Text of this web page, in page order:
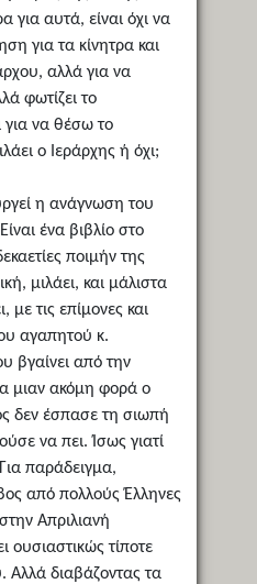
για αυτά, είναι όχι να
για τα κίνητρα και
αλλά για να
φωτίζει το
για να θέσω το
ο Ιεράρχης ή όχι;
η ανάγνωση του
ένα βιβλίο στο
ποιμήν της
μιλάει, και μάλιστα
με τις επίμονες και
αγαπητού κ.
βγαίνει από την
μιαν ακόμη φορά ο
δεν έσπασε τη σιωπή
να πει. Ίσως γιατί
παράδειγμα,
από πολλούς Έλληνες
Απριλιανή
ουσιαστικώς τίποτε
Αλλά διαβάζοντας τα